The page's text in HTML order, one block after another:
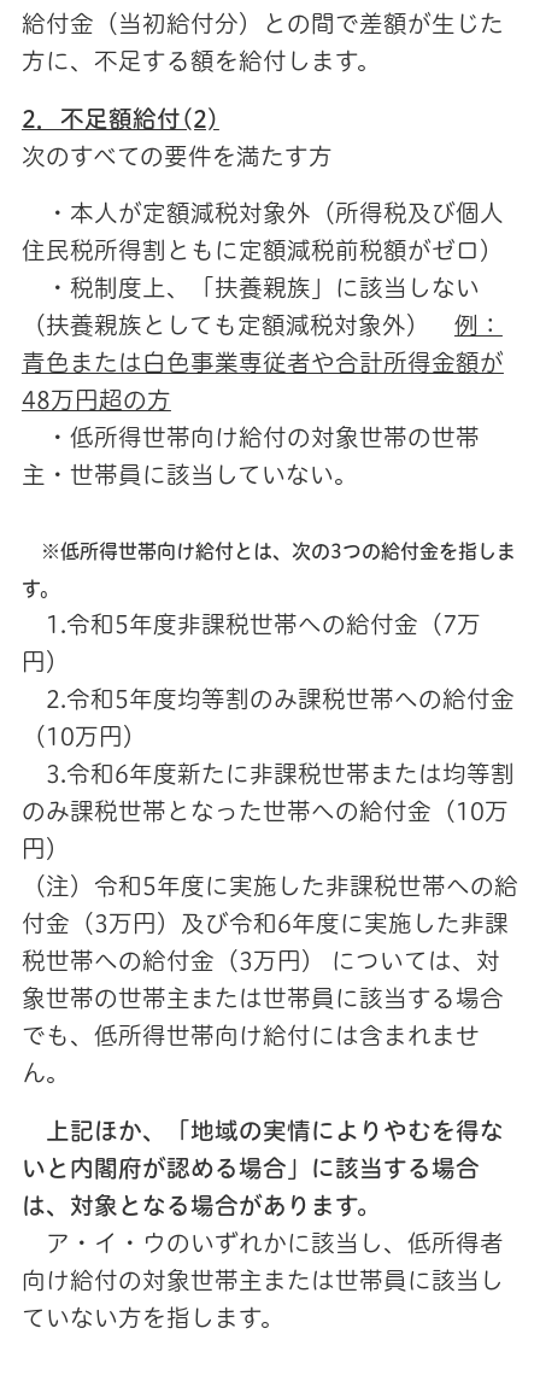
給付金（当初給付分）との間で差額が生じた
方に、不足する額を給付します。
2．不足額給付(2)
次のすべての要件を満たす方
・本人が定額減税対象外（所得税及び個人
住民税所得割ともに定額減税前税額がゼロ）
・税制度上、「扶養親族」に該当しない
（扶養親族としても定額減税対象外） 例：
青色または白色事業専従者や合計所得金額が
48万円超の方
・低所得世帯向け給付の対象世帯の世帯
主・世帯員に該当していない。
※低所得世帯向け給付とは、次の3つの給付金を指しま
す。
1.令和5年度非課税世帯への給付金（7万
円）
2.令和5年度均等割のみ課税世帯への給付金
（10万円）
3.令和6年度新たに非課税世帯または均等割
のみ課税世帯となった世帯への給付金（10万
円）
（注）令和5年度に実施した非課税世帯への給
付金（3万円）及び令和6年度に実施した非課
税世帯への給付金（3万円） については、対
象世帯の世帯主または世帯員に該当する場合
でも、低所得世帯向け給付には含まれませ
ん。
上記ほか、
「地域の実情によりやむを得な
いと内閣府が認める場合」
に該当する場合
は、対象となる場合があります。
ア・イ・ウのいずれかに該当し、低所得者
向け給付の対象世帯主または世帯員に該当し
ていない方を指します。